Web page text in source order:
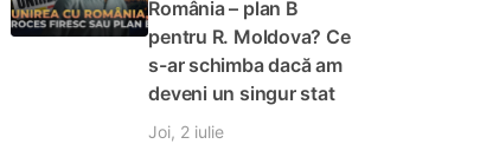
România – plan B
pentru R. Moldova? Ce
s-ar schimba dacă am
deveni un singur stat
Joi, 2 iulie